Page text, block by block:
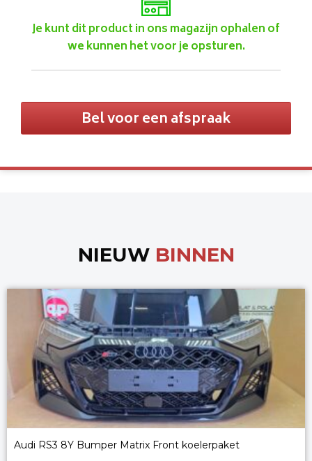
Je kunt dit product in ons magazijn ophalen of
we kunnen het voor je opsturen.
Bel voor een afspraak
NIEUW BINNEN
Audi RS3 8Y Bumper Matrix Front koelerpaket